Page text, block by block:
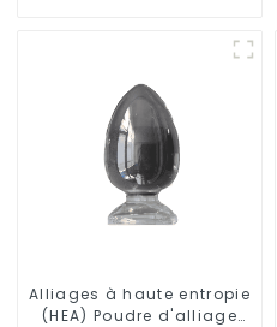
Alliages à haute entropie
(HEA) Poudre d'alliage